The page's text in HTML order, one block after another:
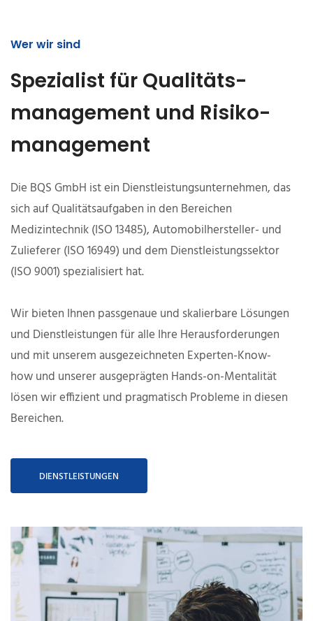
Wer wir sind
Spezialist für Qualitäts­
management und Risiko­
management
Die BQS GmbH ist ein Dienstleistungsunternehmen, das
sich auf Qualitäts­aufgaben in den Bereichen
Medizintechnik (ISO 13485), Automobilhersteller- und
Zulieferer (ISO 16949) und dem Dienstleistungs­sektor
(ISO 9001) spezialisiert hat.
Wir bieten Ihnen passgenaue und skalierbare Lösungen
und Dienst­leistungen für alle Ihre Herausforderungen
und mit unserem ausgezeichneten Experten-Know-
how und unserer ausgeprägten Hands-on-Mentalität
lösen wir effizient und pragmatisch Probleme in diesen
Bereichen.
DIENSTLEISTUNGEN